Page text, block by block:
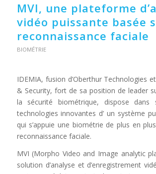
MVI, une plateforme
vidéo puissante basée
reconnaissance faciale
BIOMÉTRIE
IDEMIA, fusion d’Oberthur Technologies
& Security, fort de sa position de leader
la sécurité biométrique, dispose dans
technologies innovantes d’ un système
qui s’appuie une biométrie de plus en
reconnaissance faciale.
MVI (Morpho Video and Image analytic
solution d’analyse et d’enregistrement